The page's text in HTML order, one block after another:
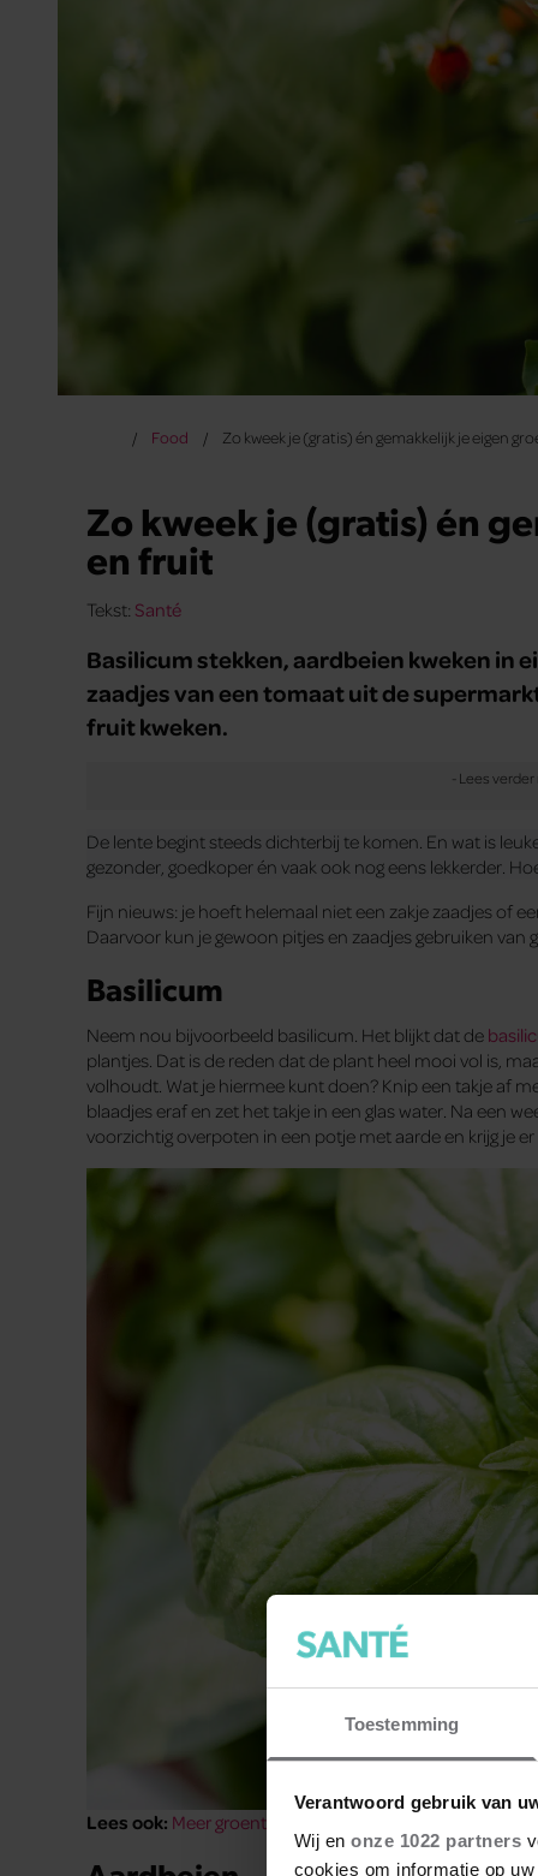
Toestemming
Verantwoord gebruik van
Wij en onze 1022 partners
cookies om informatie op
Food Zo kweek je (gratis) én gemakkelijk je eigen
Zo kweek je (gratis) én
en fruit
Tekst: Santé
Basilicum stekken, aardbeien kweken in
zaadjes van een tomaat uit de
fruit kweken.
De lente begint steeds dichterbij te komen. En wat is
gezonder, goedkoper én vaak ook nog eens lekkerder.
Fijn nieuws: je hoeft helemaal niet een zakje zaadjes of
Daarvoor kun je gewoon pitjes en zaadjes gebruiken
Basilicum
Neem nou bijvoorbeeld basilicum. Het blijkt dat de
plantjes. Dat is de reden dat de plant heel mooi vol is,
volhoudt. Wat je hiermee kunt doen? Knip een takje af
blaadjes eraf en zet het takje in een glas water. Na een
voorzichtig overpoten in een potje met aarde en krijg je
Lees ook: Meer groentes eten doe je zo